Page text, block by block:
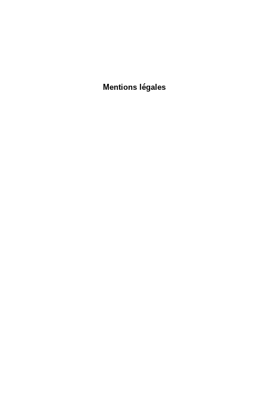
Mentions légales